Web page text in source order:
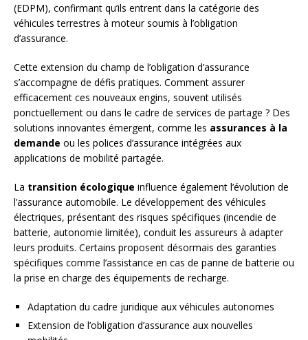
(EDPM), confirmant qu’ils entrent dans la catégorie des
véhicules terrestres à moteur soumis à l’obligation
d’assurance.
Cette extension du champ de l’obligation d’assurance
s’accompagne de défis pratiques. Comment assurer
efficacement ces nouveaux engins, souvent utilisés
ponctuellement ou dans le cadre de services de partage ? Des
solutions innovantes émergent, comme les assurances à la
demande ou les polices d’assurance intégrées aux
applications de mobilité partagée.
La transition écologique influence également l’évolution de
l’assurance automobile. Le développement des véhicules
électriques, présentant des risques spécifiques (incendie de
batterie, autonomie limitée), conduit les assureurs à adapter
leurs produits. Certains proposent désormais des garanties
spécifiques comme l’assistance en cas de panne de batterie ou
la prise en charge des équipements de recharge.
Adaptation du cadre juridique aux véhicules autonomes
Extension de l’obligation d’assurance aux nouvelles